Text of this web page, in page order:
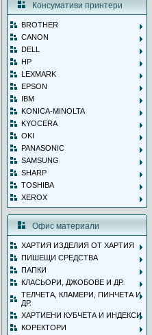
Консумативи принтери
BROTHER
CANON
DELL
HP
LEXMARK
EPSON
IBM
KONICA-MINOLTA
KYOCERA
OKI
PANASONIC
SAMSUNG
SHARP
TOSHIBA
XEROX
Офис материали
ХАРТИЯ ИЗДЕЛИЯ ОТ ХАРТИЯ
ПИШЕЩИ СРЕДСТВА
ПАПКИ
КЛАСЬОРИ, ДЖОБОВЕ И ДР.
ТЕЛЧЕТА, КЛАМЕРИ, ПИНЧЕТА И
ДР.
ХАРТИЕНИ КУБЧЕТА И ИНДЕКСИ
КОРЕКТОРИ